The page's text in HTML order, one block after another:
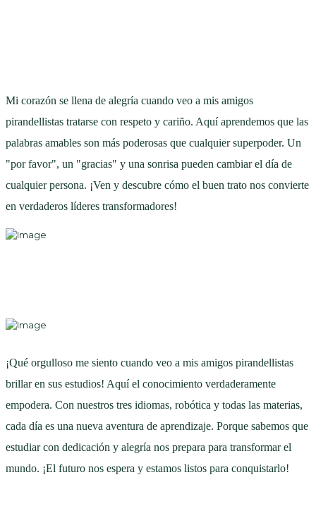
Mi corazón se llena de alegría cuando veo a mis amigos
pirandellistas tratarse con respeto y cariño. Aquí aprendemos que las
palabras amables son más poderosas que cualquier superpoder. Un
"por favor", un "gracias" y una sonrisa pueden cambiar el día de
cualquier persona. ¡Ven y descubre cómo el buen trato nos convierte
en verdaderos líderes transformadores!
¡Qué orgulloso me siento cuando veo a mis amigos pirandellistas
brillar en sus estudios! Aquí el conocimiento verdaderamente
empodera. Con nuestros tres idiomas, robótica y todas las materias,
cada día es una nueva aventura de aprendizaje. Porque sabemos que
estudiar con dedicación y alegría nos prepara para transformar el
mundo. ¡El futuro nos espera y estamos listos para conquistarlo!